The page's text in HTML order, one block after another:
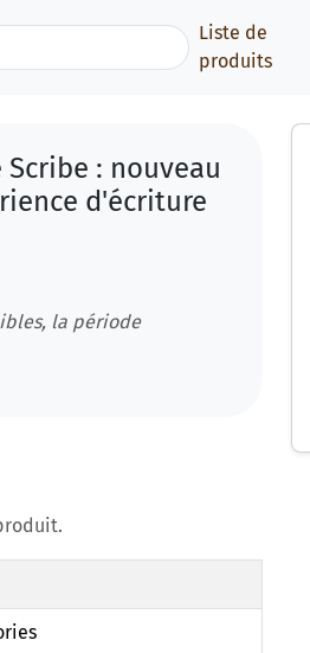
Liste de
produits
: nouveau
d'écriture
la période